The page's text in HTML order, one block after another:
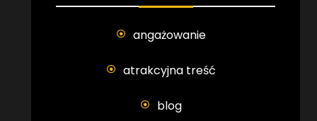
angażowanie
atrakcyjna treść
blog